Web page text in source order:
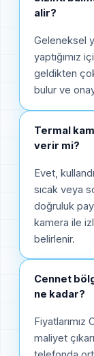
alir?
Geleneksel
yaptığımız
geldikten
bulur ve
Termal
verir mi?
Evet,
sıcak veya
doğruluk
kamera ile
belirlenir.
Cennet
ne kadar?
maliyet